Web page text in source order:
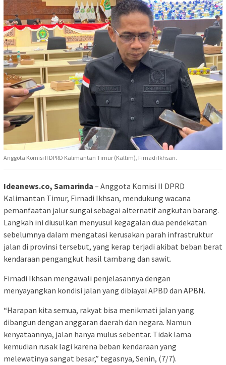
Anggota Komisi II DPRD Kalimantan Timur (Kaltim), Firnadi Ikhsan.
Ideanews.co, Samarinda – Anggota Komisi II DPRD
Kalimantan Timur, Firnadi Ikhsan, mendukung wacana
pemanfaatan jalur sungai sebagai alternatif angkutan barang.
Langkah ini diusulkan menyusul kegagalan dua pendekatan
sebelumnya dalam mengatasi kerusakan parah infrastruktur
jalan di provinsi tersebut, yang kerap terjadi akibat beban berat
kendaraan pengangkut hasil tambang dan sawit.
Firnadi Ikhsan mengawali penjelasannya dengan
menyayangkan kondisi jalan yang dibiayai APBD dan APBN.
“Harapan kita semua, rakyat bisa menikmati jalan yang
dibangun dengan anggaran daerah dan negara. Namun
kenyataannya, jalan hanya mulus sebentar. Tidak lama
kemudian rusak lagi karena beban kendaraan yang
melewatinya sangat besar,” tegasnya, Senin, (7/7).